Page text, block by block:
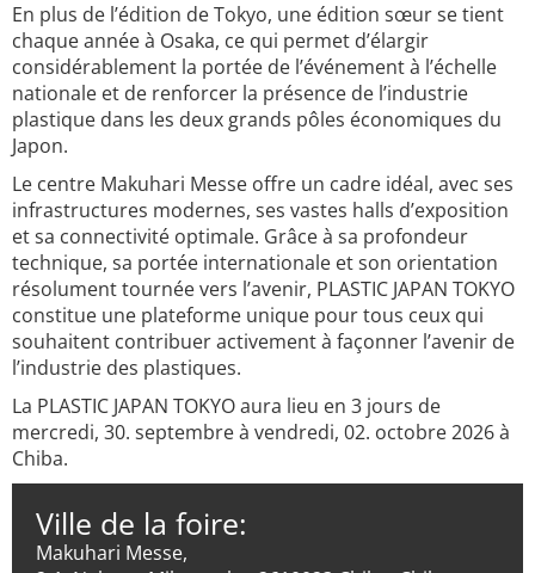
En plus de l’édition de Tokyo, une édition sœur se tient
chaque année à Osaka, ce qui permet d’élargir
considérablement la portée de l’événement à l’échelle
nationale et de renforcer la présence de l’industrie
plastique dans les deux grands pôles économiques du
Japon.
Le centre Makuhari Messe offre un cadre idéal, avec ses
infrastructures modernes, ses vastes halls d’exposition
et sa connectivité optimale. Grâce à sa profondeur
technique, sa portée internationale et son orientation
résolument tournée vers l’avenir, PLASTIC JAPAN TOKYO
constitue une plateforme unique pour tous ceux qui
souhaitent contribuer activement à façonner l’avenir de
l’industrie des plastiques.
La PLASTIC JAPAN TOKYO aura lieu en 3 jours de
mercredi, 30. septembre à vendredi, 02. octobre 2026 à
Chiba.
Ville de la foire:
Makuhari Messe,